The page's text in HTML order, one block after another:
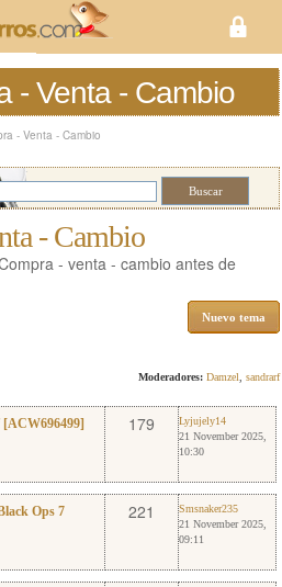
- Venta - Cambio
- Venta - Cambio
- Cambio
- venta - cambio antes de
Nuevo tema
Moderadores: Damzel sandrarf
Lyjujely14
179
Lyjujely14
21 November 2025,
10:30
Ops 7 Smsnaker235
221
Smsnaker235
21 November 2025,
09:11